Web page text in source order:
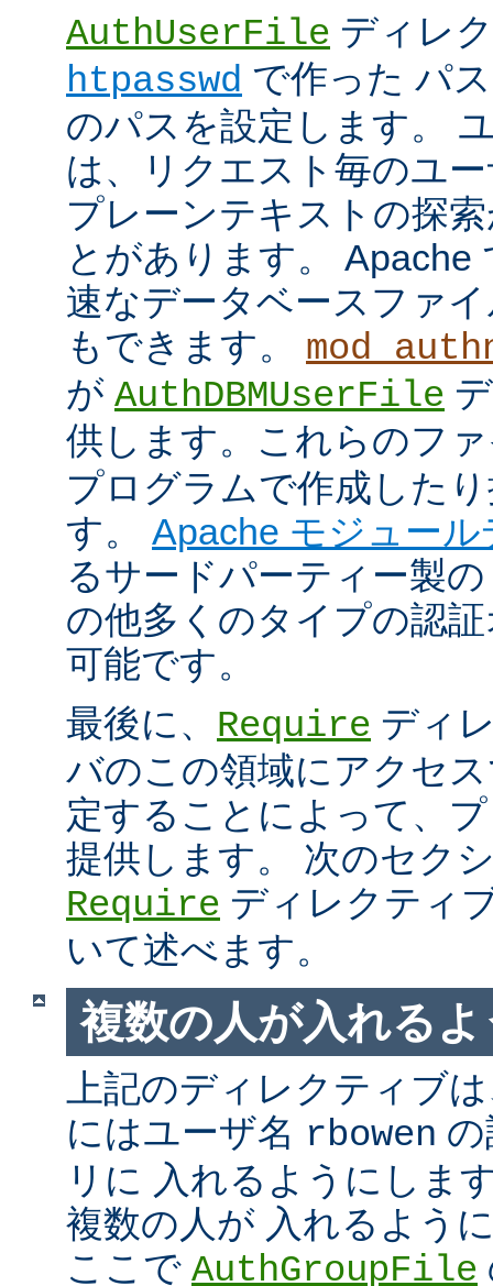
AuthUserFile ディレ
htpasswd で作った パ
のパスを設定します。
は、リクエスト毎のユ
プレーンテキストの探
とがあります。 Apache
速なデータベースファ
もできます。
が AuthDBMUserFile
供します。これらのフ
プログラムで作成した
す。 Apache モジュー
るサードパーティー製
の他多くのタイプの認
可能です。
最後に、 Require ディ
バのこの領域にアクセ
定することによって、
提供します。 次のセク
Require ディレクティ
いて述べます。
複数の人が入れる
上記のディレクティブ
にはユーザ名 rbowen
リに 入れるようにしま
複数の人が 入れるよう
ここで AuthGroupFile